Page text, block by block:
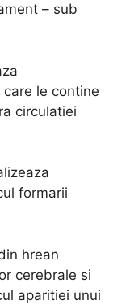
– sub
le contine
circulatiei
formarii
hrean
cerebrale si
aparitiei unui